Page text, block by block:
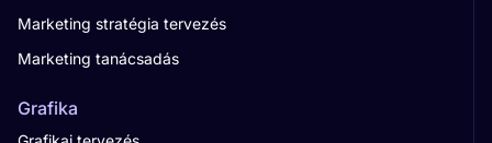
Marketing stratégia tervezés
Marketing tanácsadás
Grafika